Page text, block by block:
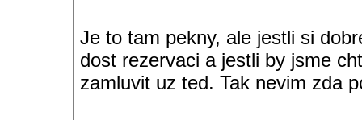
Je to tam pekny, ale jestli si
dost rezervaci a jestli by jsme
zamluvit uz ted. Tak nevim zda